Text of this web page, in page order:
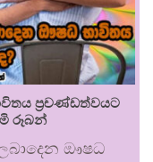
ප්‍රචණ්ඩත්වයට
රූබන්
ඖෂධ